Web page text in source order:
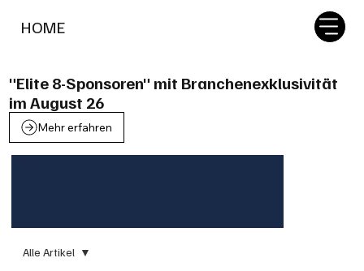
HOME
"Elite 8-Sponsoren" mit Branchenexklusivität
im August 26
Mehr erfahren
Alle Artikel